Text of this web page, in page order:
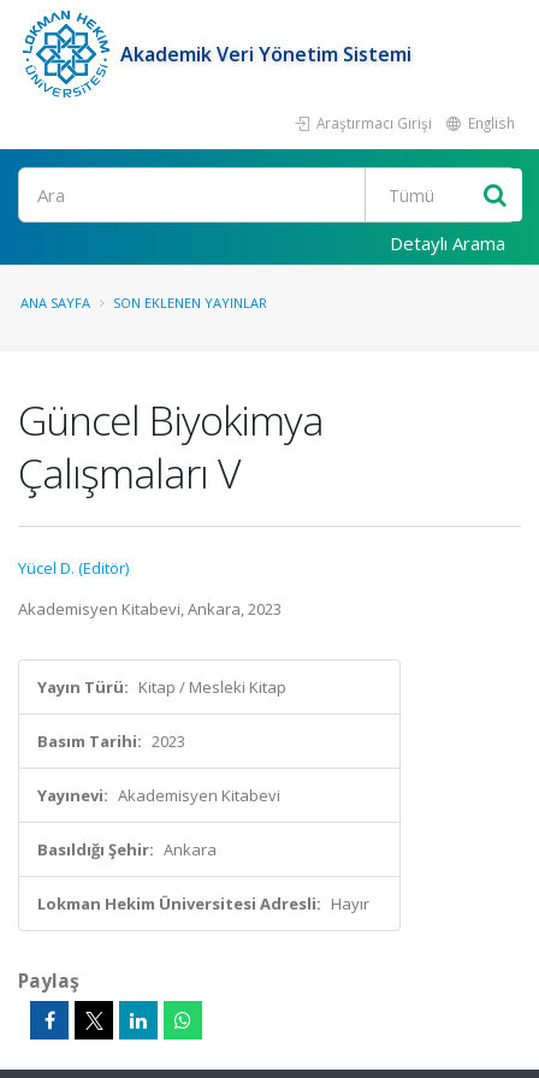
Akademik Veri Yönetim Sistemi
Araştırmacı Girişi English
Ara
Detaylı Arama
ANA SAYFA SON EKLENEN YAYINLAR
Güncel Biyokimya
Çalışmaları V
Yücel D. (Editör)
Akademisyen Kitabevi, Ankara, 2023
Yayın Türü: Kitap / Mesleki Kitap
Basım Tarihi: 2023
Yayınevi: Akademisyen Kitabevi
Basıldığı Şehir: Ankara
Lokman Hekim Üniversitesi Adresli: Hayır
Paylaş